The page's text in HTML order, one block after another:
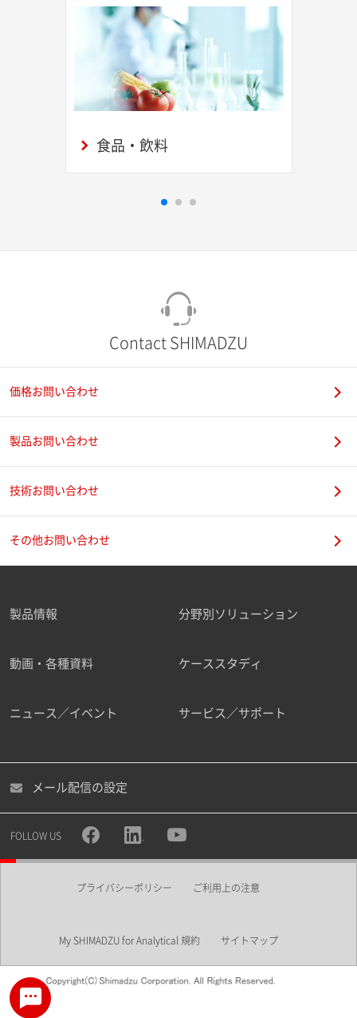
食品・飲料
Contact SHIMADZU
価格お問い合わせ
製品お問い合わせ
技術お問い合わせ
その他お問い合わせ
製品情報 分野別ソリューション
動画・各種資料 ケーススタディ
ニュース／イベント サービス／サポート
メール配信の設定
FOLLOW US
プライバシーポリシー ご利用上の注意
My SHIMADZU for Analytical 規約 サイトマップ